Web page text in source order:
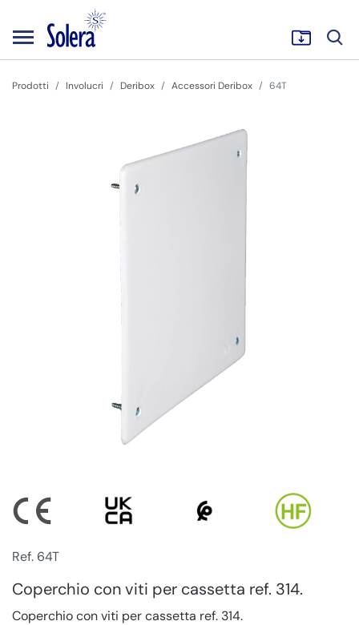
Prodotti Involucri Deribox Accessori Deribox 64T
Ref. 64T
Coperchio con viti per cassetta ref. 314.
Coperchio con viti per cassetta ref. 314.